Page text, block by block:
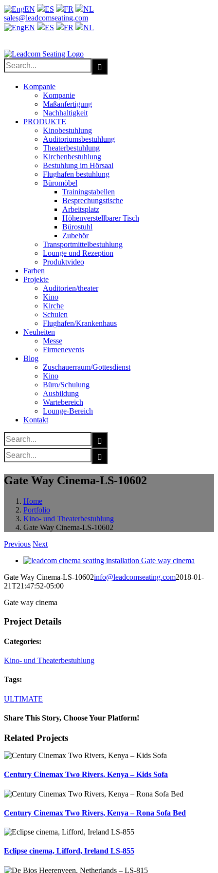
EN ES FR
NL
Facebook
X
LinkedIn
YouTube
sales@leadcomseating.com
EN
ES FR NL
Search
for:
Kompanie
Kompanie
Maßanfertigung
Nachhaltigkeit
PRODUKTE
Kinobestuhlung
Auditoriumsbestuhlung
Theaterbestuhlung
Kirchenbestuhlung
Bestuhlung im Hörsaal
Flughafen bestuhlung
Büromöbel
Trainingstabellen
Besprechungstische
Arbeitsplatz
Höhenverstellbarer Tisch
Bürostuhl
Zubehör
Transportmittelbestuhlung
Lounge und Rezeption
Produktvideo
Farben
Projekte
Auditorien/theater
Kino
Kirche
Schulen
Flughafen/Krankenhaus
Neuheiten
Messe
Firmenevents
Blog
Zuschauerraum/Gottesdienst
Kino
Büro/Schulung
Ausbildung
Wartebereich
Lounge-Bereich
Kontakt
Search
for:
Search
for:
Gate Way Cinema-LS-10602
Home
Portfolio
Kino- und Theaterbestuhlung
Gate Way Cinema-LS-10602
Previous Next
View
Image
Gate Way Cinema-LS-10602info@leadcomseating.com2018-01-
21T21:47:52-05:00
Gate way cinema
Project Details
Categories:
Kino- und Theaterbestuhlung
Tags:
ULTIMATE
Share This Story, Choose Your Platform!
Facebook
X
LinkedIn
Email
Related Projects
Century Cinemax Two Rivers, Kenya – Kids Sofa
Century Cinemax Two Rivers, Kenya – Rona Sofa Bed
Eclipse cinema, Lifford, Ireland LS-855